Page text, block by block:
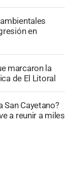
en
marcaron la
de El Litoral
San Cayetano?
a reunir a miles